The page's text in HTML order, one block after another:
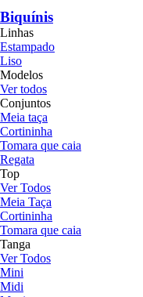
Biquínis
Linhas
Estampado
Liso
Modelos
Ver todos
Conjuntos
Meia taça
Cortininha
Tomara que caia
Regata
Top
Ver Todos
Meia Taça
Cortininha
Tomara que caia
Tanga
Ver Todos
Mini
Midi